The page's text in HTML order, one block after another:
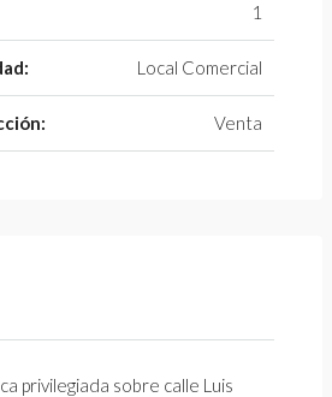
1
Local Comercial
Venta
privilegiada sobre calle Luis